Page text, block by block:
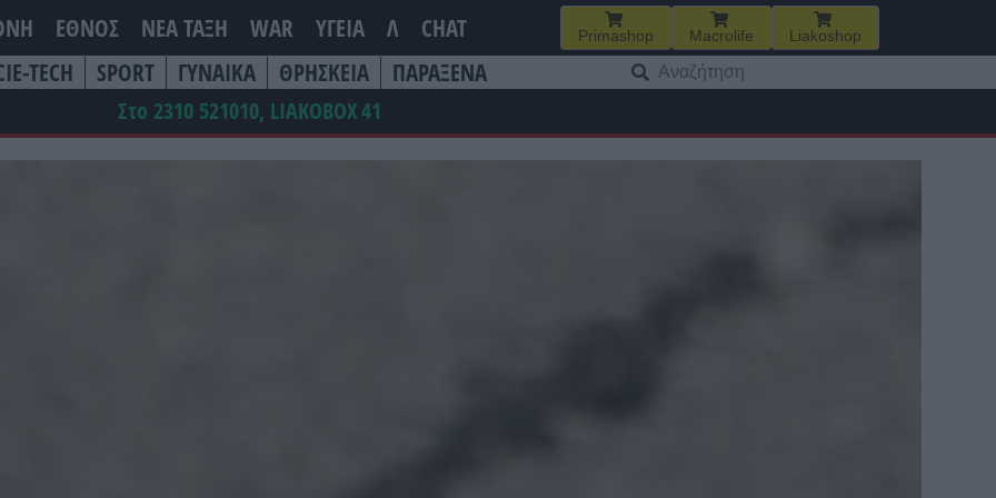
ΕΘΝΟΣ ΝΕΑ ΤΆΞΗ WAR ΥΓΕΙΑ Λ CHAT Primashop Macrolife Liakoshop
TECH SPORT ΓΥΝΑΙΚΑ ΘΡΗΣΚΕΙΑ ΠΑΡΑΞΕΝΑ
για:
Στο 2310 521010, LIAKOBOX41